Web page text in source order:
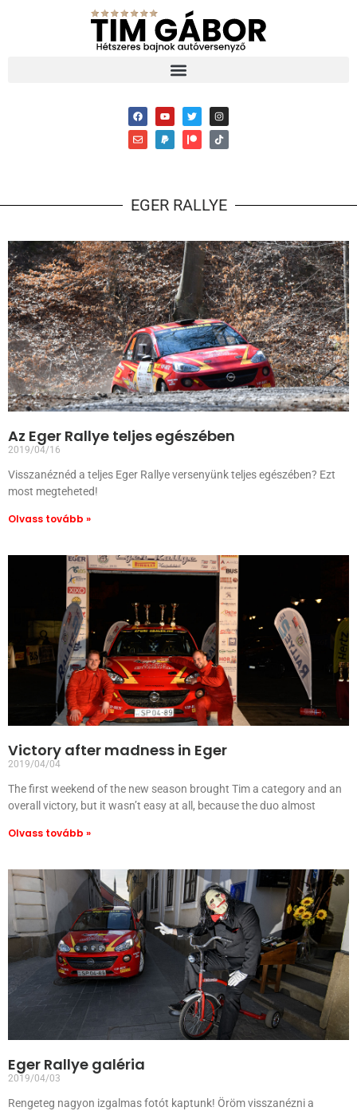
EGER RALLYE
Az Eger Rallye teljes egészében
2019/04/16
Visszanéznéd a teljes Eger Rallye versenyünk teljes egészében? Ezt
most megteheted!
Olvass tovább »
Victory after madness in Eger
2019/04/04
The first weekend of the new season brought Tim a category and an
overall victory, but it wasn’t easy at all, because the duo almost
Olvass tovább »
Eger Rallye galéria
2019/04/03
Rengeteg nagyon izgalmas fotót kaptunk! Öröm visszanézni a